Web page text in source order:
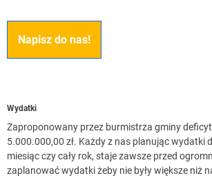
Napisz do nas!
Wydatki
Zaproponowany przez burmistrza gminy
5.000.000,00 zł. Każdy z nas planując wydatki
miesiąc czy cały rok, staje zawsze przed
zaplanować wydatki żeby nie były większe niż